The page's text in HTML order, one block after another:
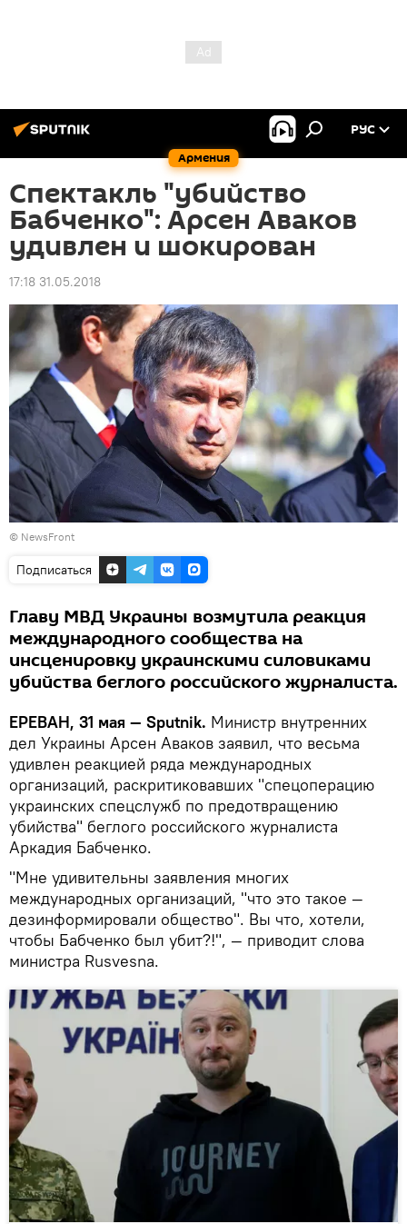
Армения
РУС
Спектакль "убийство
Бабченко": Арсен Аваков
удивлен и шокирован
17:18 31.05.2018
© NewsFront
Подписаться
Главу МВД Украины возмутила реакция
международного сообщества на
инсценировку украинскими силовиками
убийства беглого российского журналиста.
ЕРЕВАН, 31 мая — Sputnik. Министр внутренних
дел Украины Арсен Аваков заявил, что весьма
удивлен реакцией ряда международных
организаций, раскритиковавших "спецоперацию
украинских спецслужб по предотвращению
убийства" беглого российского журналиста
Аркадия Бабченко.
"Мне удивительны заявления многих
международных организаций, "что это такое —
дезинформировали общество". Вы что, хотели,
чтобы Бабченко был убит?!", — приводит слова
министра Rusvesna.